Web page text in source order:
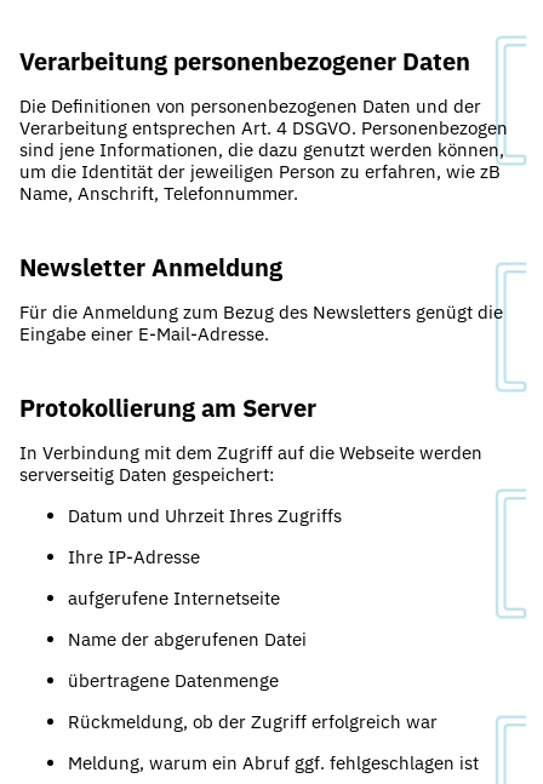
Verarbeitung personenbezogener Daten
Die Definitionen von personenbezogenen Daten und der
Verarbeitung entsprechen Art. 4 DSGVO. Personenbezogen
sind jene Informationen, die dazu genutzt werden können,
um die Identität der jeweiligen Person zu erfahren, wie zB
Name, Anschrift, Telefonnummer.
Newsletter Anmeldung
Für die Anmeldung zum Bezug des Newsletters genügt die
Eingabe einer E-Mail-Adresse.
Protokollierung am Server
In Verbindung mit dem Zugriff auf die Webseite werden
serverseitig Daten gespeichert:
Datum und Uhrzeit Ihres Zugriffs
Ihre IP-Adresse
aufgerufene Internetseite
Name der abgerufenen Datei
übertragene Datenmenge
Rückmeldung, ob der Zugriff erfolgreich war
Meldung, warum ein Abruf ggf. fehlgeschlagen ist